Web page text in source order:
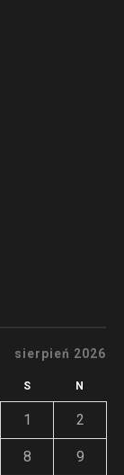
sierpień 2026
S N
1 2
8 9